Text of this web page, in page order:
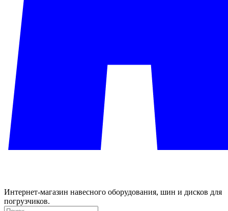
Интернет-магазин навесного оборудования, шин и дисков для
погрузчиков.